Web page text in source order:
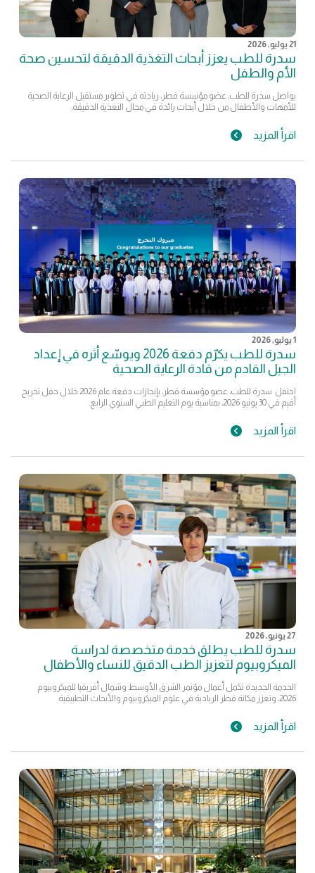
21 يوليو, 2026
سدرة للطب يعزز أبحاث التغذية الدقيقة لتحسين صحة
الأم والطفل
يواصل سدرة للطب، عضو مؤسسة قطر، ريادته في تطوير مستقبل الرعاية الصحية
للأمهات والأطفال من خلال أبحاث رائدة في مجال التغذية الدقيقة،
اقرأ المزيد
1 يوليو, 2026
سدرة للطب يكرّم دفعة 2026 ويوسّع أثره في إعداد
الجيل القادم من قادة الرعاية الصحية
احتفل سدرة للطب، عضو مؤسسة قطر، بإنجازات دفعة عام 2026 خلال حفل تخريج
أقيم في 30 يونيو 2026، بمناسبة يوم التعليم الطبي السنوي الرابع.
اقرأ المزيد
27 يونيو, 2026
سدرة للطب يطلق خدمة متخصصة لدراسة
الميكروبيوم لتعزيز الطب الدقيق للنساء والأطفال
الخدمة الجديدة تكمل أعمال مؤتمر الشرق الأوسط وشمال أفريقيا للميكروبيوم
2026، وتعزز مكانة قطر الريادية في علوم الميكروبيوم والأبحاث التطبيقية
اقرأ المزيد